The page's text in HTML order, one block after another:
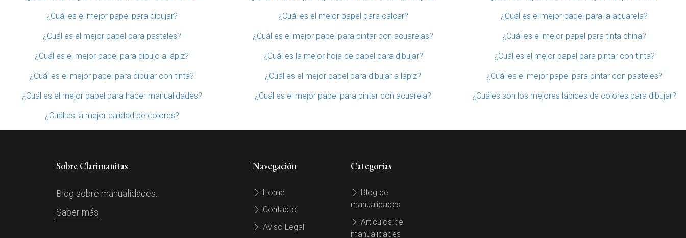
¿Cuál es el mejor papel para dibujar? ¿Cuál es el mejor papel para calcar? ¿Cuál es el mejor papel para la acuarela?
¿Cuál es el mejor papel para pasteles? ¿Cuál es el mejor papel para pintar con acuarelas? ¿Cuál es el mejor papel para tinta china?
¿Cuál es el mejor papel para dibujo a lápiz? ¿Cuál es la mejor hoja de papel para dibujar? ¿Cuál es el mejor papel para pintar con tinta?
¿Cuál es el mejor papel para dibujar con tinta? ¿Cuál es el mejor papel para dibujar a lápiz? ¿Cuál es el mejor papel para pintar con pasteles?
¿Cuál es el mejor papel para hacer manualidades? ¿Cuál es el mejor papel para pintar con acuarela? ¿Cuáles son los mejores lápices de colores para dibujar?
¿Cuál es la mejor calidad de colores?
Sobre Clarimanitas
Blog sobre manualidades.
Saber más
Navegación
Home
Contacto
Aviso Legal
Categorías
Blog de
manualidades
Artículos de
manualidades